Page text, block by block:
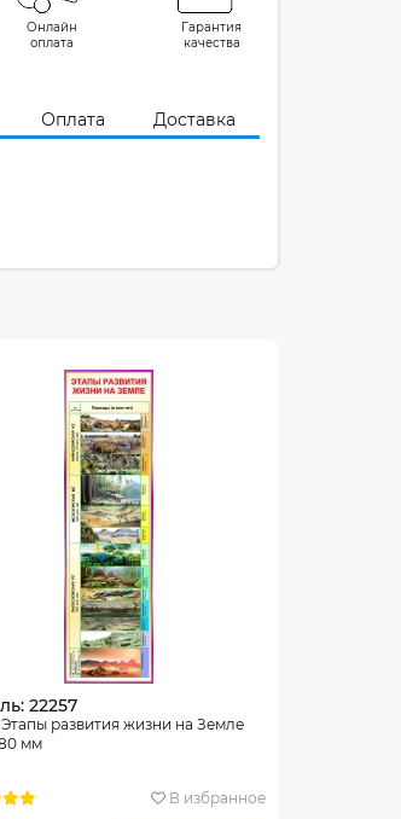
Онлайн
оплата
Гарантия
качества
Оплата Доставка
22257
развития жизни на Земле
мм
В избранное